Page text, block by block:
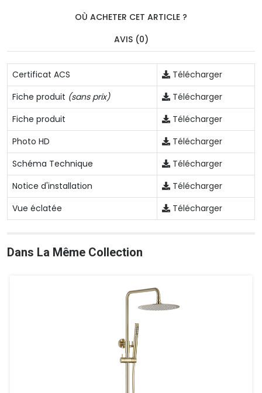
OÙ ACHETER CET ARTICLE ?
AVIS (0)
Certificat ACS
Télécharger
Fiche produit (sans prix)
Télécharger
Fiche produit
Télécharger
Photo HD
Télécharger
Schéma Technique
Télécharger
Notice d'installation
Télécharger
Vue éclatée
Télécharger
Dans La Même Collection